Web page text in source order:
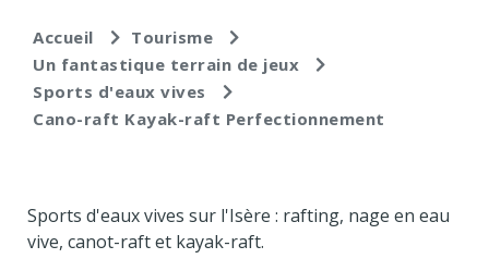
Accueil
Tourisme
Un fantastique terrain de jeux
Sports d'eaux vives
Cano-raft Kayak-raft Perfectionnement
Sports d'eaux vives sur l'Isère : rafting, nage en eau
vive, canot-raft et kayak-raft.